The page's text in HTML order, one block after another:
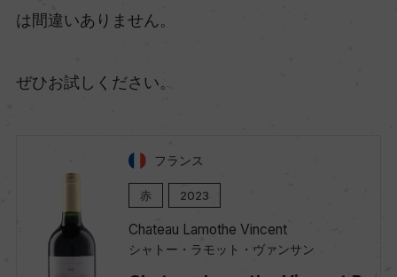
は間違いありません。
ぜひお試しください。
フランス
赤 2023
Chateau Lamothe Vincent
シャトー・ラモット・ヴァンサン